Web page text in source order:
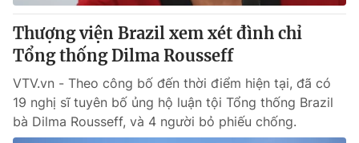
Thượng viện Brazil xem xét đình chỉ
Tổng thống Dilma Rousseff
VTV.vn - Theo công bố đến thời điểm hiện tại, đã có
19 nghị sĩ tuyên bố ủng hộ luận tội Tổng thống Brazil
bà Dilma Rousseff, và 4 người bỏ phiếu chống.